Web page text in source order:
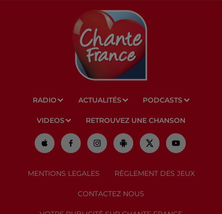
RADIO ACTUALITÉS PODCASTS
VIDEOS RETROUVEZ UNE CHANSON
MENTIONS LEGALES RÈGLEMENT DES JEUX
CONTACTEZ NOUS